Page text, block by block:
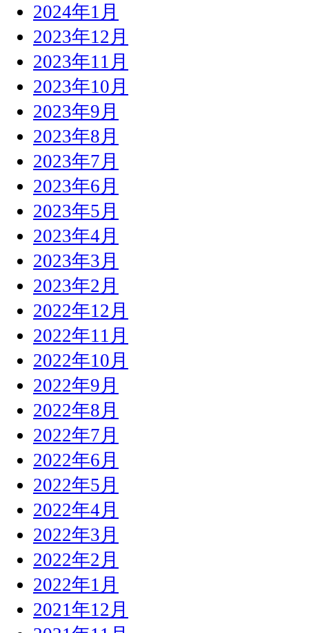
2024年1月
2023年12月
2023年11月
2023年10月
2023年9月
2023年8月
2023年7月
2023年6月
2023年5月
2023年4月
2023年3月
2023年2月
2022年12月
2022年11月
2022年10月
2022年9月
2022年8月
2022年7月
2022年6月
2022年5月
2022年4月
2022年3月
2022年2月
2022年1月
2021年12月